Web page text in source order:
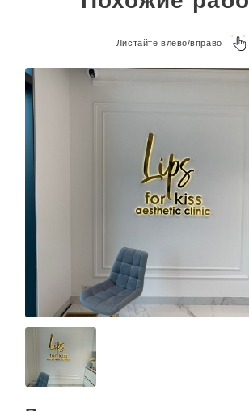
Листайте влево/вправо